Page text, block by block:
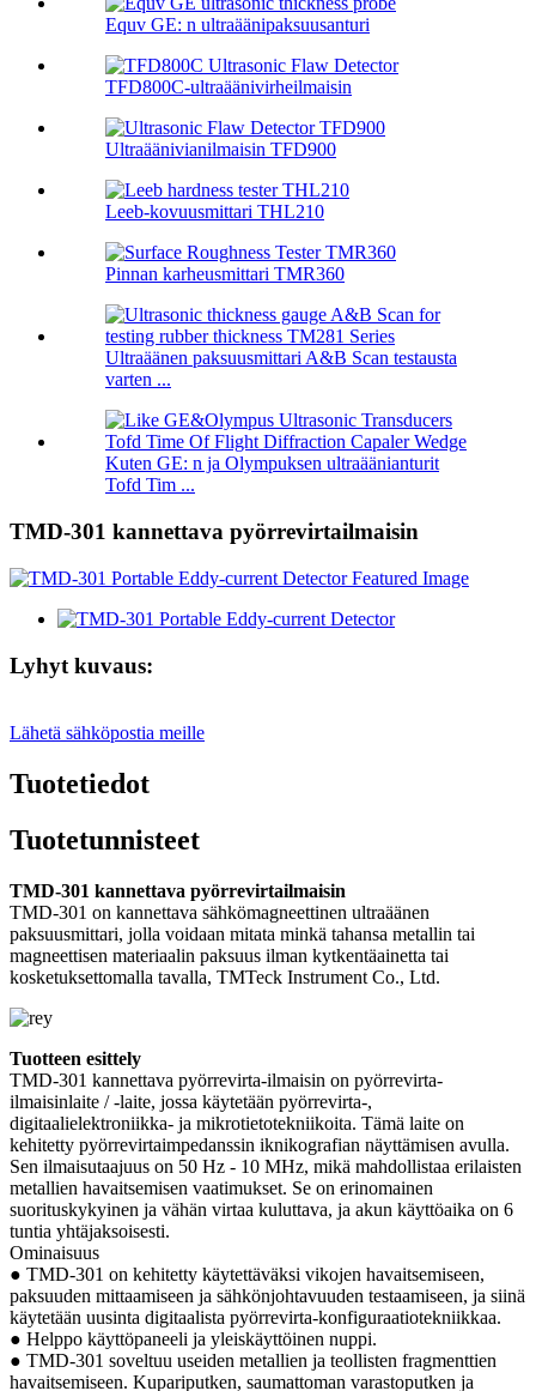
Equv GE: n ultraäänipaksuusanturi
TFD800C-ultraäänivirheilmaisin
Ultraäänivianilmaisin TFD900
Leeb-kovuusmittari THL210
Pinnan karheusmittari TMR360
Ultraäänen paksuusmittari A&B Scan testausta
varten ...
Kuten GE: n ja Olympuksen ultraäänianturit
Tofd Tim ...
TMD-301 kannettava pyörrevirtailmaisin
Lyhyt kuvaus:
Lähetä sähköpostia meille
Tuotetiedot
Tuotetunnisteet
TMD-301 kannettava pyörrevirtailmaisin
TMD-301 on kannettava sähkömagneettinen ultraäänen
paksuusmittari, jolla voidaan mitata minkä tahansa metallin tai
magneettisen materiaalin paksuus ilman kytkentäainetta tai
kosketuksettomalla tavalla, TMTeck Instrument Co., Ltd.
Tuotteen esittely
TMD-301 kannettava pyörrevirta-ilmaisin on pyörrevirta-
ilmaisinlaite / -laite, jossa käytetään pyörrevirta-,
digitaalielektroniikka- ja mikrotietotekniikoita. Tämä laite on
kehitetty pyörrevirtaimpedanssin iknikografian näyttämisen avulla.
Sen ilmaisutaajuus on 50 Hz - 10 MHz, mikä mahdollistaa erilaisten
metallien havaitsemisen vaatimukset. Se on erinomainen
suorituskykyinen ja vähän virtaa kuluttava, ja akun käyttöaika on 6
tuntia yhtäjaksoisesti.
Ominaisuus
● TMD-301 on kehitetty käytettäväksi vikojen havaitsemiseen,
paksuuden mittaamiseen ja sähkönjohtavuuden testaamiseen, ja siinä
käytetään uusinta digitaalista pyörrevirta-konfiguraatiotekniikkaa.
● Helppo käyttöpaneeli ja yleiskäyttöinen nuppi.
● TMD-301 soveltuu useiden metallien ja teollisten fragmenttien
havaitsemiseen. Kupariputken, saumattoman varastoputken ja